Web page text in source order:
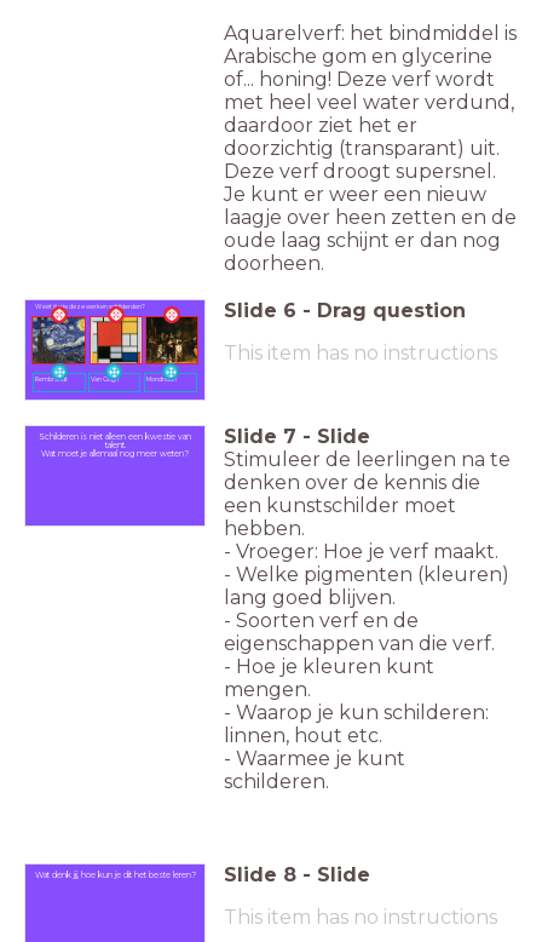
Aquarelverf: het bindmiddel is
Arabische gom en glycerine
of... honing! Deze verf wordt
met heel veel water verdund,
daardoor ziet het er
doorzichtig (transparant) uit.
Deze verf droogt supersnel.
Je kunt er weer een nieuw
laagje over heen zetten en de
oude laag schijnt er dan nog
doorheen.
Weet jij wie deze werken schilderden?
Rembrandt Van Gogh Mondriaan
Slide 6 - Drag question
This item has no instructions
Schilderen is niet alleen een kwestie van
talent.
Wat moet je allemaal nog meer weten?
Slide 7 - Slide
Stimuleer de leerlingen na te
denken over de kennis die
een kunstschilder moet
hebben.
- Vroeger: Hoe je verf maakt.
- Welke pigmenten (kleuren)
lang goed blijven.
- Soorten verf en de
eigenschappen van die verf.
- Hoe je kleuren kunt
mengen.
- Waarop je kun schilderen:
linnen, hout etc.
- Waarmee je kunt
schilderen.
Wat denk jij, hoe kun je dit het beste leren? Slide 8 - Slide
This item has no instructions